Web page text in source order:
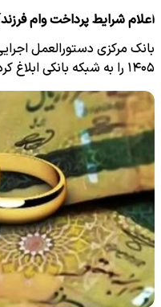
اعلام شرایط پرداخت وام فرزندآوری در
بانک مرکزی دستورالعمل
۱۴۰۵ را به شبکه بانکی ابلاغ کرد که بر اساس آن، متقاضیان…